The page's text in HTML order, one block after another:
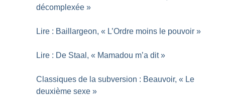
décomplexée »
Lire : Baillargeon, « L’Ordre moins le pouvoir »
Lire : De Staal, « Mamadou m’a dit »
Classiques de la subversion : Beauvoir, « Le
deuxième sexe »